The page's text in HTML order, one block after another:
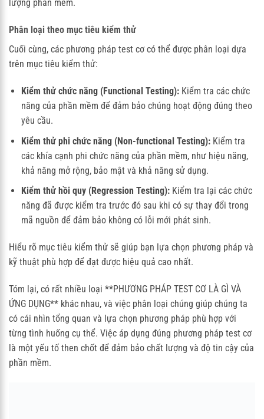
lượng phần mềm.
Phân loại theo mục tiêu kiểm thử
Cuối cùng, các phương pháp test cơ có thể được phân loại dựa
trên mục tiêu kiểm thử:
Kiểm thử chức năng (Functional Testing):Kiểm tra các chức
năng của phần mềm để đảm bảo chúng hoạt động đúng theo
yêu cầu.
Kiểm thử phi chức năng (Non-functional Testing):Kiểm tra
các khía cạnh phi chức năng của phần mềm, như hiệu năng,
khả năng mở rộng, bảo mật và khả năng sử dụng.
Kiểm thử hồi quy (Regression Testing):Kiểm tra lại các chức
năng đã được kiểm tra trước đó sau khi có sự thay đổi trong
mã nguồn để đảm bảo không có lỗi mới phát sinh.
Hiểu rõ mục tiêu kiểm thử sẽ giúp bạn lựa chọn phương pháp và
kỹ thuật phù hợp để đạt được hiệu quả cao nhất.
Tóm lại, có rất nhiều loại **PHƯƠNG PHÁP TEST CƠ LÀ GÌ VÀ
ỨNG DỤNG** khác nhau, và việc phân loại chúng giúp chúng ta
có cái nhìn tổng quan và lựa chọn phương pháp phù hợp với
từng tình huống cụ thể. Việc áp dụng đúng phương pháp test cơ
là một yếu tố then chốt để đảm bảo chất lượng và độ tin cậy của
phần mềm.